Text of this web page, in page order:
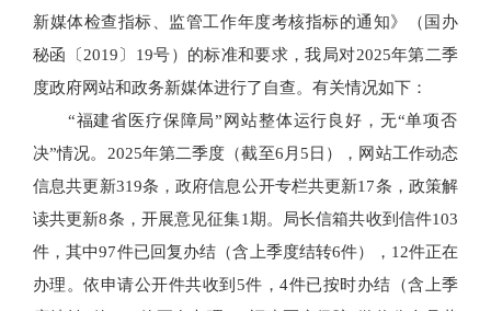
新媒体检查指标、监管工作年度考核指标的通知》（国办
秘函〔2019〕19号）的标准和要求，我局对2025年第二季
度政府网站和政务新媒体进行了自查。有关情况如下：
“福建省医疗保障局”网站整体运行良好，无“单项否
决”情况。2025年第二季度（截至6月5日），网站工作动态
信息共更新319条，政府信息公开专栏共更新17条，政策解
读共更新8条，开展意见征集1期。局长信箱共收到信件103
件，其中97件已回复办结（含上季度结转6件），12件正在
办理。依申请公开件共收到5件，4件已按时办结（含上季